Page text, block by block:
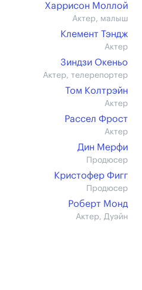
Харрисон Моллой
Актер, малыш
Клемент Тэндж
Актер
Зиндзи Океньо
Актер, телерепортер
Том Колтрэйн
Актер
Рассел Фрост
Актер
Дин Мерфи
Продюсер
Кристофер Фигг
Продюсер
Роберт Монд
Актер, Дуэйн